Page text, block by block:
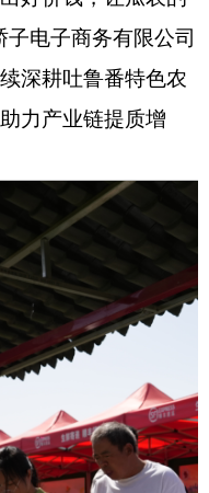
电子商务有限公司
深耕吐鲁番特色农
力产业链提质增